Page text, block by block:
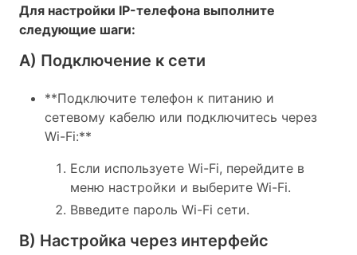
Для настройки IP-телефона выполните
следующие шаги:
А) Подключение к сети
**Подключите телефон к питанию и
сетевому кабелю или подключитесь через
Wi-Fi:**
Если используете Wi-Fi, перейдите в
меню настройки и выберите Wi-Fi.
Ввведите пароль Wi-Fi сети.
B) Настройка через интерфейс